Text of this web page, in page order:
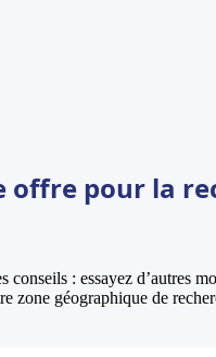
offre pour la
conseils : essayez d’autres
zone géographique de